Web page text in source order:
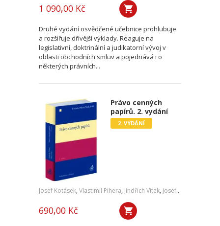
1 090,00 Kč
Druhé vydání osvědčené učebnice prohlubuje
a rozšiřuje dřívější výklady. Reaguje na
legislativní, doktrinální a judikatorní vývoj v
oblasti obchodních smluv a pojednává i o
některých právních...
Právo cenných
papírů. 2. vydání
2. VYDÁNÍ
Josef Kotásek, Vlastimil Pihera, Jindřich Vítek, Josef Kříž
690,00 Kč